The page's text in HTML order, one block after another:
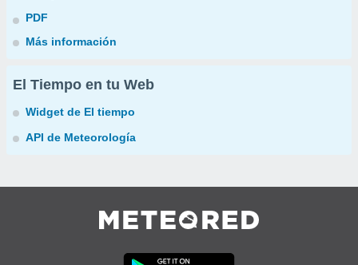
PDF
Más información
El Tiempo en tu Web
Widget de El tiempo
API de Meteorología